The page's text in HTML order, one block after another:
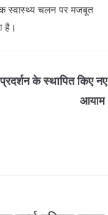
स्वास्थ्य चलन पर मजबूत
है।
के स्थापित किए नए
आयाम